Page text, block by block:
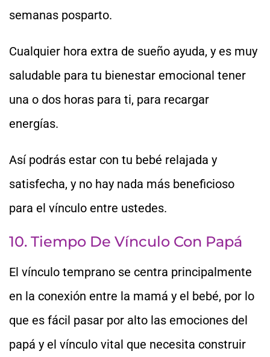
semanas posparto.
Cualquier hora extra de sueño ayuda, y es muy
saludable para tu bienestar emocional tener
una o dos horas para ti, para recargar
energías.
Así podrás estar con tu bebé relajada y
satisfecha, y no hay nada más beneficioso
para el vínculo entre ustedes.
10. Tiempo De Vínculo Con Papá
El vínculo temprano se centra principalmente
en la conexión entre la mamá y el bebé, por lo
que es fácil pasar por alto las emociones del
papá y el vínculo vital que necesita construir